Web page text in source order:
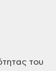
του